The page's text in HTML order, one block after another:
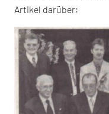
Artikel darüber: